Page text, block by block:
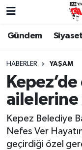
Gündem Siyaset
HABERLER YAŞAM
ailelerine
Kepez Belediye
Nefes Ver
geçirdiği özel
Gündem
Siyaset
Yerel Yönetim
Nöbetçi
Hava Durumu
Trafik Durumu
Tüm Manşetler